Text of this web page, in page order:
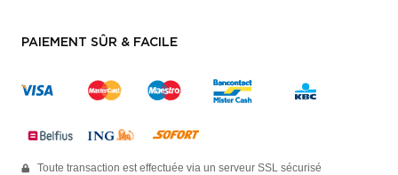
PAIEMENT SÛR & FACILE
Toute transaction est effectuée via un serveur SSL sécurisé